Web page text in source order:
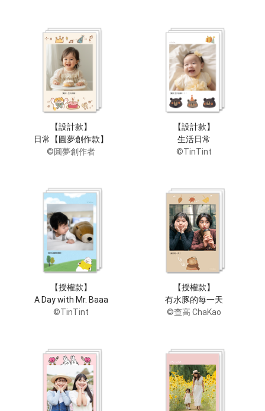
【設計款】
日常【圓夢創作款】
©圓夢創作者
【設計款】
生活日常
©TinTint
【授權款】
A Day with Mr. Baaa
©TinTint
【授權款】
有水豚的每一天
©查高 ChaKao